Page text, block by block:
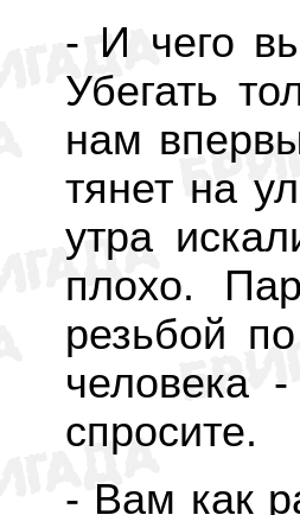
- И чего
Убегать
нам
тянет на
утра
плохо.
резьбой
человека
спросите.
- Вам как